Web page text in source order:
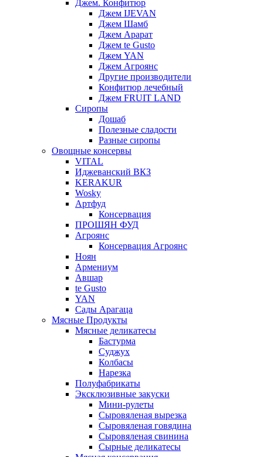
Джем. Конфитюр
Джем IJEVAN
Джем Шамб
Джем Арарат
Джем te Gusto
Джем YAN
Джем Агроянс
Другие производители
Конфитюр лечебный
Джем FRUIT LAND
Сиропы
Дошаб
Полезные сладости
Разные сиропы
Овощные консервы
VITAL
Иджеванский ВКЗ
KERAKUR
Wosky
Артфуд
Консервация
ПРОШЯН ФУД
Агроянс
Консервация Агроянс
Ноян
Армениум
Авшар
te Gusto
YAN
Сады Арагаца
Мясные Продукты
Мясные деликатесы
Бастурма
Суджух
Колбасы
Нарезка
Полуфабрикаты
Эксклюзивные закуски
Мини-рулеты
Сыровяленая вырезка
Сыровяленая говядина
Сыровяленая свинина
Сырные деликатесы